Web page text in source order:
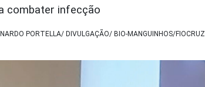
combater infecção
PORTELLA/ DIVULGAÇÃO/ BIO-MANGUINHOS/FIOCRUZ